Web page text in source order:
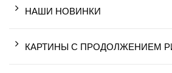
НАШИ НОВИНКИ
КАРТИНЫ С ПРОДОЛЖЕНИЕМ